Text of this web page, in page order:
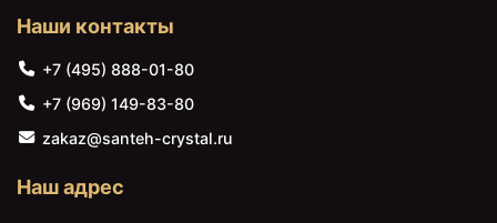
Наши контакты
+7 (495) 888-01-80
+7 (969) 149-83-80
zakaz@santeh-crystal.ru
Наш адрес